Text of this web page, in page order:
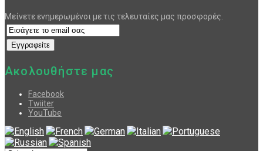
Μείνετε ενημερωμένοι με τις τελευταίες μας προσφορές.
Ακολουθήστε μας
Facebook
Twiiter
YouTube